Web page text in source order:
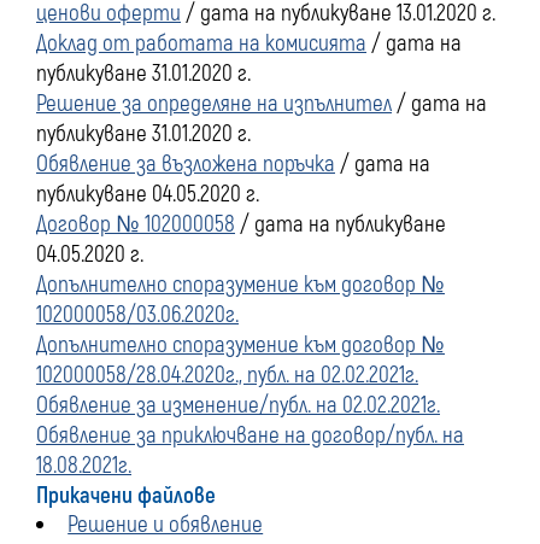
ценови оферти / дата на публикуване 13.01.2020 г.
Доклад от работата на комисията / дата на
публикуване 31.01.2020 г.
Решение за определяне на изпълнител/ дата на
публикуване 31.01.2020 г.
Обявление за възложена поръчка / дата на
публикуване 04.05.2020 г.
Договор № 102000058 / дата на публикуване
04.05.2020 г.
Допълнително споразумение към договор №
102000058/03.06.2020г.
Допълнително споразумение към договор №
102000058/28.04.2020г., публ. на 02.02.2021г.
Обявление за изменение/публ. на 02.02.2021г.
Обявление за приключване на договор/публ. на
18.08.2021г.
Прикачени файлове
Решение и обявление